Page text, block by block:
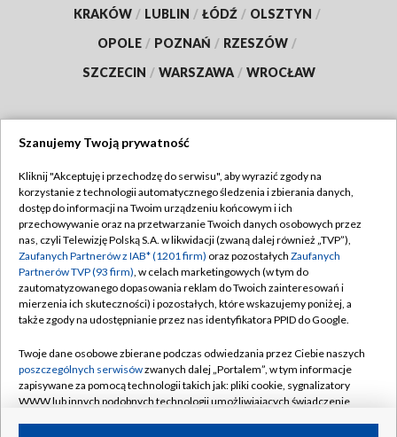
KRAKÓW / LUBLIN / ŁÓDŹ / OLSZTYN /
OPOLE / POZNAŃ / RZESZÓW /
SZCZECIN / WARSZAWA / WROCŁAW
TVP
Abonament TVP
Emisja w TVP
Centrum informacji TVP
Naziemna Telewizja Cyfrowa
Rada Programowa
System NOS
Informacje o nadawcy
Regulamin TVP
Polityka prywatności
Moje zgody
Pomoc
Kontakt
Kanały
Szanujemy Twoją prywatność
Kliknij "Akceptuję i przechodzę do serwisu", aby wyrazić zgody na
korzystanie z technologii automatycznego śledzenia i zbierania danych,
dostęp do informacji na Twoim urządzeniu końcowym i ich
przechowywanie oraz na przetwarzanie Twoich danych osobowych przez
nas, czyli Telewizję Polską S.A. w likwidacji (zwaną dalej również „TVP”),
Zaufanych Partnerów z IAB* (1201 firm) oraz pozostałych Zaufanych
Partnerów TVP (93 firm), w celach marketingowych (w tym do
zautomatyzowanego dopasowania reklam do Twoich zainteresowań i
mierzenia ich skuteczności) i pozostałych, które wskazujemy poniżej, a
także zgody na udostępnianie przez nas identyfikatora PPID do Google.
Twoje dane osobowe zbierane podczas odwiedzania przez Ciebie naszych
poszczególnych serwisówzwanych dalej „Portalem”, w tym informacje
zapisywane za pomocą technologii takich jak: pliki cookie, sygnalizatory
WWW lub innych podobnych technologii umożliwiających świadczenie